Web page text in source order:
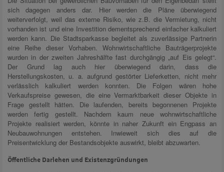
sich dagegen anders dar. Hier werden die Pläne überwiegend
weiterverfolgt, weil das externe Risiko, wie z.B. die Vermietung, nicht
vorhanden ist und eine Investition dementsprechend einfacher kalkuliert
werden kann. Die Stadtsparkasse begleitet als zuverlässige Partnerin
eine Reihe dieser Vorhaben. Wohnwirtschaftliche Bauträgerprojekte
wurden in der zweiten Jahreshälfte fast durchgängig „auf Eis gelegt“.
Der Grund lag auch hier überwiegend darin, dass die
Herstellungskosten, u. a. aufgrund gestörter Lieferketten, nicht mehr
verlässlich kalkuliert werden konnten. Die Folgen wären hohe
Verkaufspreise gewesen, die eine Vermarktbarkeit dieser Objekte in
Frage gestellt hätten. Die laufenden, bereits begonnenen Projekte
werden fertig gestellt. Nachdem kaum neue wohnwirtschaftliche
Projekte realisiert werden, könnte in naher Zukunft ein Engpass an
Neubauwohnungen entstehen. Inwieweit sich dies auf die
Preisentwicklung der Bestandsobjekte auswirkt, bleibt abzuwarten.
Öffentliche Darlehen und Existenzgründungen